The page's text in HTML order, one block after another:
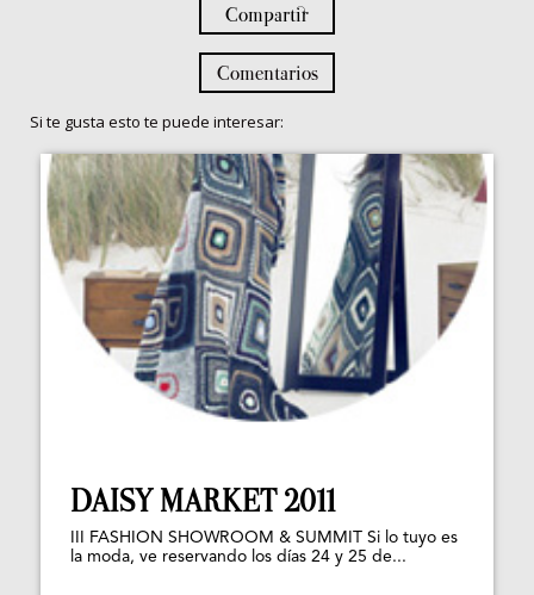
Compartir
Comentarios
Si te gusta esto te puede interesar:
DAISY MARKET 2011
III FASHION SHOWROOM & SUMMIT Si lo tuyo es
la moda, ve reservando los días 24 y 25 de...